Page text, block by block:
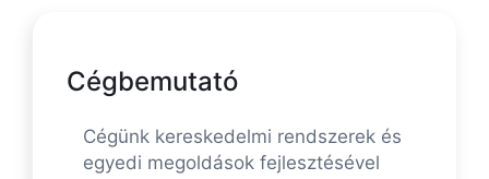
Cégbemutató
Cégünk kereskedelmi rendszerek és
egyedi megoldások fejlesztésével